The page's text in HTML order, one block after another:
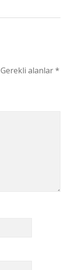
Gerekli alanlar*